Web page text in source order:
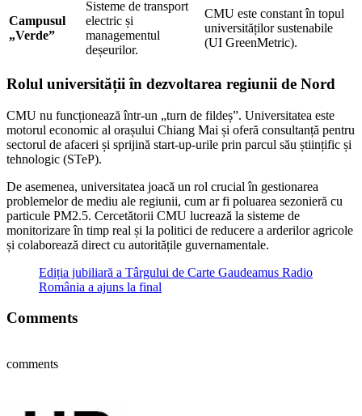
Campusul
„Verde”
Sisteme de transport
electric și
managementul
deșeurilor.
CMU este constant în topul
universităților sustenabile
(UI GreenMetric).
Rolul universității în dezvoltarea regiunii de Nord
CMU nu funcționează într-un „turn de fildeș”. Universitatea este
motorul economic al orașului Chiang Mai și oferă consultanță pentru
sectorul de afaceri și sprijină start-up-urile prin parcul său științific și
tehnologic (STeP).
De asemenea, universitatea joacă un rol crucial în gestionarea
problemelor de mediu ale regiunii, cum ar fi poluarea sezonieră cu
particule PM2.5. Cercetătorii CMU lucrează la sisteme de
monitorizare în timp real și la politici de reducere a arderilor agricole
și colaborează direct cu autoritățile guvernamentale.
Ediția jubiliară a Târgului de Carte Gaudeamus Radio
România a ajuns la final
Comments
comments